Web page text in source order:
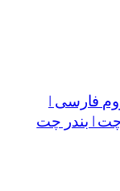
|
بندر چت